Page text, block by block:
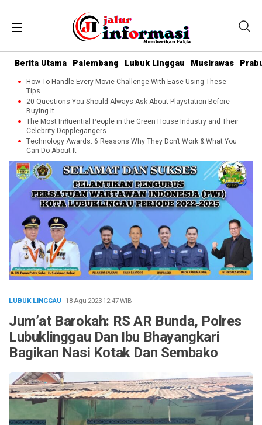
Berita Utama Palembang Lubuk Linggau Musirawas
How To Handle Every Movie Challenge With Ease Using These
Tips
20 Questions You Should Always Ask About Playstation Before
Buying It
The Most Influential People in the Green House Industry and Their
Celebrity Dopplegangers
Technology Awards: 6 Reasons Why They Don’t Work & What You
Can Do About It
LUBUK LINGGAU · 18 Agu 202312:47WIB ·
Jum’at Barokah: RS AR Bunda, Polres
Lubuklinggau Dan Ibu Bhayangkari
Bagikan Nasi Kotak Dan Sembako